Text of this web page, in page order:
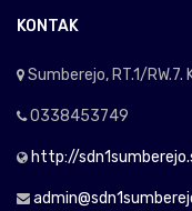
KONTAK
Sumberejo, RT.1/
0338453749
http://